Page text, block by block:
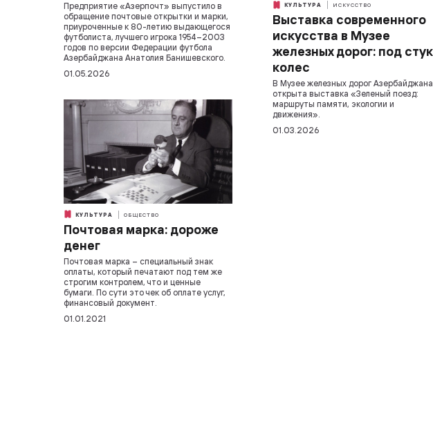
Предприятие «Азерпочт» выпустило в
обращение почтовые открытки и марки,
приуроченные к 80-летию выдающегося
футболиста, лучшего игрока 1954–2003
годов по версии Федерации футбола
Азербайджана Анатолия Банишевского.
01.05.2026
КУЛЬТУРА ИСКУССТВО
Выставка современного
искусства в Музее
железных дорог: под стук
колес
В Музее железных дорог Азербайджана
открыта выставка «Зеленый поезд:
маршруты памяти, экологии и
движения».
01.03.2026
КУЛЬТУРА ОБЩЕСТВО
Почтовая марка: дороже
денег
Почтовая марка – специальный знак
оплаты, который печатают под тем же
строгим контролем, что и ценные
бумаги. По сути это чек об оплате услуг,
финансовый документ.
01.01.2021